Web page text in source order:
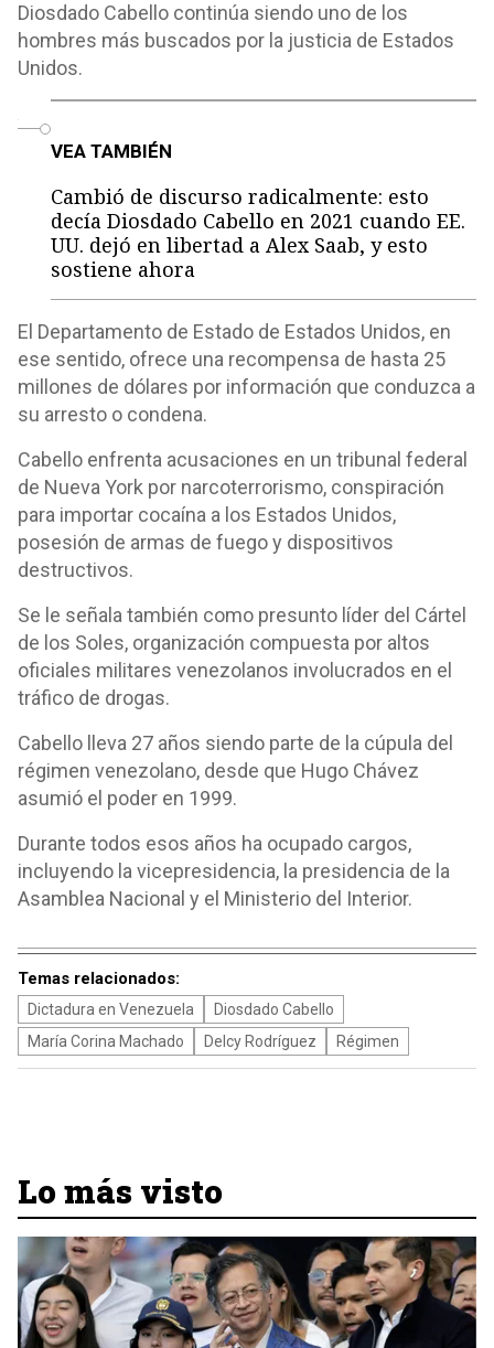
Diosdado Cabello continúa siendo uno de los
hombres más buscados por la justicia de Estados
Unidos.
VEA TAMBIÉN
Cambió de discurso radicalmente: esto
decía Diosdado Cabello en 2021 cuando EE.
UU. dejó en libertad a Alex Saab, y esto
sostiene ahora
El Departamento de Estado de Estados Unidos, en
ese sentido, ofrece una recompensa de hasta 25
millones de dólares por información que conduzca a
su arresto o condena.
Cabello enfrenta acusaciones en un tribunal federal
de Nueva York por narcoterrorismo, conspiración
para importar cocaína a los Estados Unidos,
posesión de armas de fuego y dispositivos
destructivos.
Se le señala también como presunto líder del Cártel
de los Soles, organización compuesta por altos
oficiales militares venezolanos involucrados en el
tráfico de drogas.
Cabello lleva 27 años siendo parte de la cúpula del
régimen venezolano, desde que Hugo Chávez
asumió el poder en 1999.
Durante todos esos años ha ocupado cargos,
incluyendo la vicepresidencia, la presidencia de la
Asamblea Nacional y el Ministerio del Interior.
Temas relacionados:
Dictadura en Venezuela
Diosdado Cabello
María Corina Machado
Delcy Rodríguez Régimen
Lo más visto